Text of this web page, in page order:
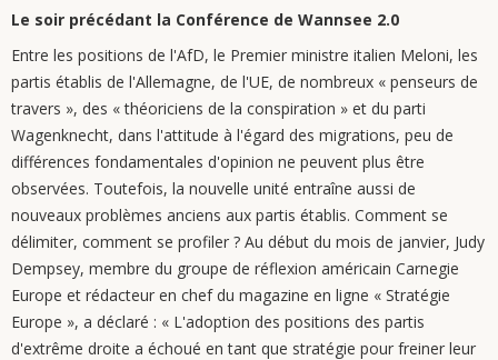
Le soir précédant la Conférence de Wannsee 2.0
Entre les positions de l'AfD, le Premier ministre italien Meloni, les
partis établis de l'Allemagne, de l'UE, de nombreux « penseurs de
travers », des « théoriciens de la conspiration » et du parti
Wagenknecht, dans l'attitude à l'égard des migrations, peu de
différences fondamentales d'opinion ne peuvent plus être
observées. Toutefois, la nouvelle unité entraîne aussi de
nouveaux problèmes anciens aux partis établis. Comment se
délimiter, comment se profiler ? Au début du mois de janvier, Judy
Dempsey, membre du groupe de réflexion américain Carnegie
Europe et rédacteur en chef du magazine en ligne « Stratégie
Europe », a déclaré : « L'adoption des positions des partis
d'extrême droite a échoué en tant que stratégie pour freiner leur